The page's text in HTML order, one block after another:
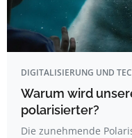
DIGITALISIERUNG UND
Warum wird
polarisierter?
Die zunehmende